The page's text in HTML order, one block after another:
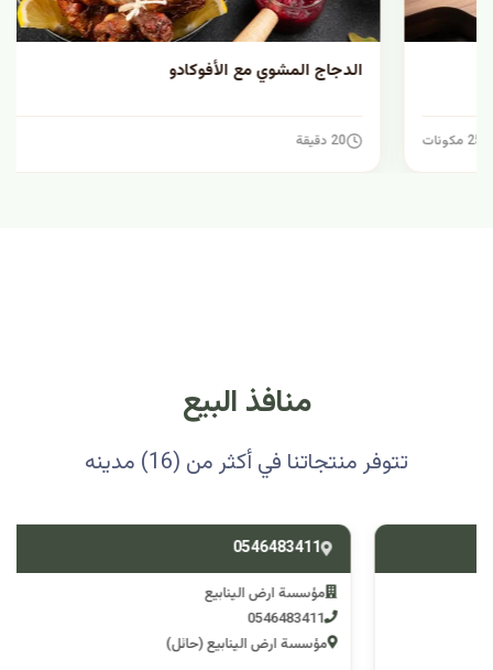
الدجاج المشوي مع الأفوكادو
20 دقيقة
منافذ البيع
تتوفر منتجاتنا في أكثر من (16) مدينه
مؤسسة ارض الينابيع
مؤسسة ارض الينابيع (حائل)